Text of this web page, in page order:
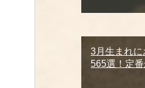
3月生まれ
565選！定